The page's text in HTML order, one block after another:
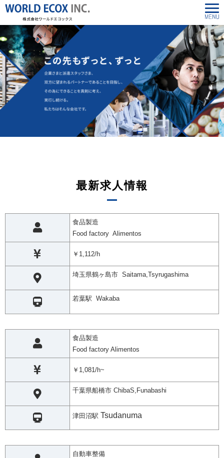
最新求人情報
食品製造
Food factory Alimentos
￥1,112/h
埼玉県鶴ヶ島市 Saitama,Tsyrugashima
若葉駅 Wakaba
食品製造
Food factory Alimentos
￥1,081/h~
千葉県船橋市 ChibaS,Funabashi
津田沼駅 Tsudanuma
自動車整備